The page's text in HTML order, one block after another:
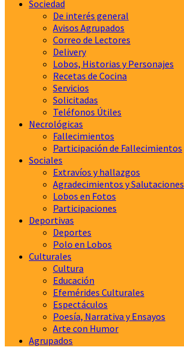
Sociedad
De interés general
Avisos Agrupados
Correo de Lectores
Delivery
Lobos, Historias y Personajes
Recetas de Cocina
Servicios
Solicitadas
Teléfonos Útiles
Necrológicas
Fallecimientos
Participación de Fallecimientos
Sociales
Extravíos y hallazgos
Agradecimientos y Salutaciones
Lobos en Fotos
Participaciones
Deportivas
Deportes
Polo en Lobos
Culturales
Cultura
Educación
Efemérides Culturales
Espectáculos
Poesía, Narrativa y Ensayos
Arte con Humor
Agrupados